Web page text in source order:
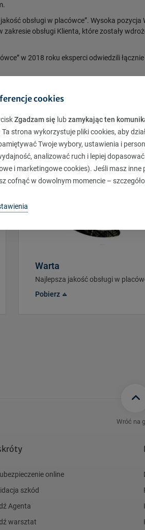
obsługi w placówce”. Wysoka pozycja
obsługi Klienta, które zostały
w 2018 roku eksperci odwiedzili
dostępne
Warta
Najlepsza jakość obsługi w
Pobierz
Wróć na
online
szkód
Agenta
warsztat
cookies
Zgadzam się lubzamykając ten
Ta strona wykorzystuje pliki cookies, aby
Twoje wybory, ustawienia i
analizować ruch i lepiej
i marketingowe cookies). Jeśli masz inne
cofnąć w dowolnym momencie –